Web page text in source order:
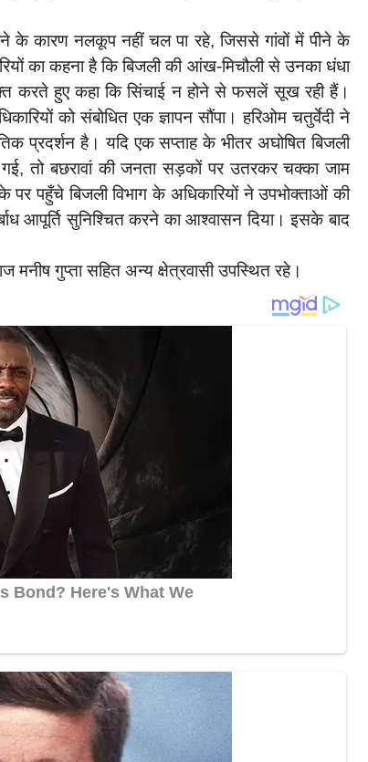
के कारण नलकूप नहीं चल पा रहे, जिससे गांवों में पीने के
का कहना है कि बिजली की आंख-मिचौली से उनका धंधा
करते हुए कहा कि सिंचाई न होने से फसलें सूख रही हैं।
को संबोधित एक ज्ञापन सौंपा। हरिओम चतुर्वेदी ने
प्रदर्शन है। यदि एक सप्ताह के भीतर अघोषित बिजली
तो बछरावां की जनता सड़कों पर उतरकर चक्का जाम
पहुँचे बिजली विभाग के अधिकारियों ने उपभोक्ताओं की
आपूर्ति सुनिश्चित करने का आश्वासन दिया। इसके बाद
गुप्ता सहित अन्य क्षेत्रवासी उपस्थित रहे।
कमेटी करेगी अजंता हॉस्पिटल के खिलाफ जांच,
Jun 28, 2025
latest
धामी
का बजट,...
Mar